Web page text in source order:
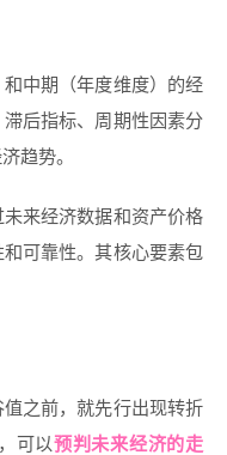
中期（年度维度）的经
后指标、周期性因素分
趋势。
来经济数据和资产价格
可靠性。其核心要素包
之前，就先行出现转折
可以预判未来经济的走